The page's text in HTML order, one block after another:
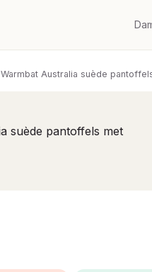
Warmbat Australia suède